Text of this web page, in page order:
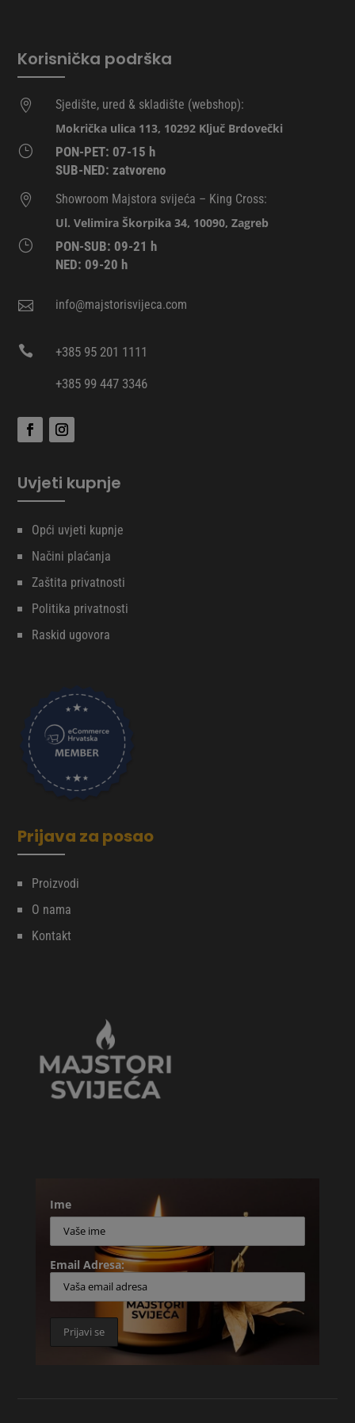
proizvoda
Korisnička podrška

Sjedište, ured & skladište (webshop):
Mokrička ulica 113, 10292 Ključ Brdovečki
}
PON-PET: 07-15 h
SUB-NED: zatvoreno

Showroom Majstora svijeća – King Cross:
Ul. Velimira Škorpika 34, 10090, Zagreb
}
PON-SUB: 09-21 h
NED: 09-20 h
 info@majstorisvijeca.com

+385 95 201 1111
+385 99 447 3346
Uvjeti kupnje
Opći uvjeti kupnje
Načini plaćanja
Zaštita privatnosti
Politika privatnosti
Raskid ugovora
Prijava za posao
Proizvodi
O nama
Kontakt
Ime
Email Adresa: